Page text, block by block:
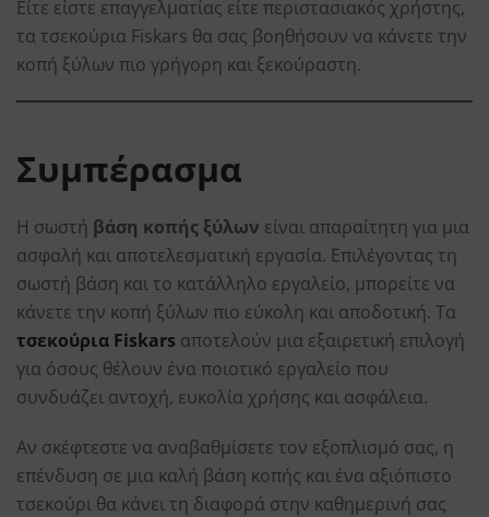
Είτε είστε επαγγελματίας είτε περιστασιακός χρήστης,
τα τσεκούρια Fiskars θα σας βοηθήσουν να κάνετε την
κοπή ξύλων πιο γρήγορη και ξεκούραστη.
Συμπέρασμα
Η σωστή βάση κοπής ξύλων είναι απαραίτητη για μια
ασφαλή και αποτελεσματική εργασία. Επιλέγοντας τη
σωστή βάση και το κατάλληλο εργαλείο, μπορείτε να
κάνετε την κοπή ξύλων πιο εύκολη και αποδοτική. Τα
τσεκούρια Fiskars αποτελούν μια εξαιρετική επιλογή
για όσους θέλουν ένα ποιοτικό εργαλείο που
συνδυάζει αντοχή, ευκολία χρήσης και ασφάλεια.
Αν σκέφτεστε να αναβαθμίσετε τον εξοπλισμό σας, η
επένδυση σε μια καλή βάση κοπής και ένα αξιόπιστο
τσεκούρι θα κάνει τη διαφορά στην καθημερινή σας